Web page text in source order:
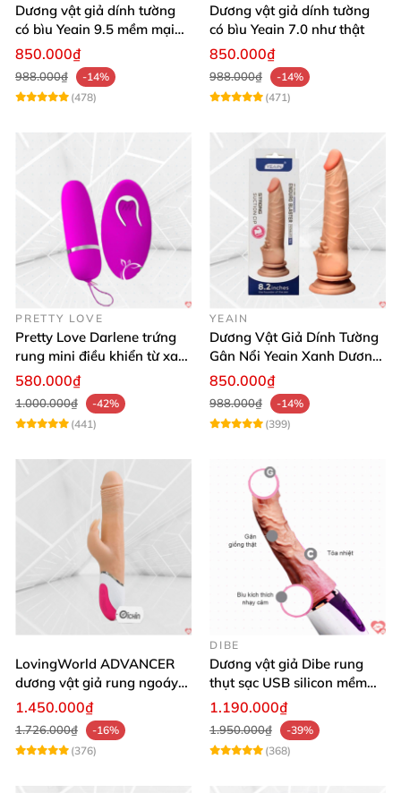
Dương vật giả dính tường
có bìu Yeain 9.5 mềm mại
thật
850.000₫
988.000₫
-14%
(478)
Dương vật giả dính tường
có bìu Yeain 7.0 như thật
850.000₫
988.000₫
-14%
(471)
PRETTY LOVE
Pretty Love Darlene trứng
rung mini điều khiển từ xa
12 chế độ rung mạnh
580.000₫
1.000.000₫
-42%
(441)
YEAIN
Dương Vật Giả Dính Tường
Gân Nổi Yeain Xanh Dương
8.2 Siêu Thật
850.000₫
988.000₫
-14%
(399)
LovingWorld ADVANCER
dương vật giả rung ngoáy
thụt 7 chế độ
1.450.000₫
1.726.000₫
-16%
(376)
DIBE
Dương vật giả Dibe rung
thụt sạc USB silicon mềm
mại thật
1.190.000₫
1.950.000₫
-39%
(368)